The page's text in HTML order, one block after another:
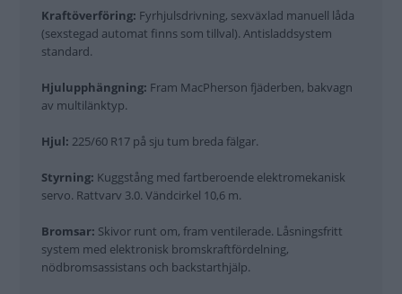
Kraftöverföring: Fyrhjulsdrivning, sexväxlad manuell låda
(sexstegad automat finns som tillval). Antisladdsystem
standard.
Hjulupphängning: Fram MacPherson fjäderben, bakvagn
av multilänktyp.
Hjul: 225/60 R17 på sju tum breda fälgar.
Styrning: Kuggstång med fartberoende elektromekanisk
servo. Rattvarv 3.0. Vändcirkel 10,6 m.
Bromsar: Skivor runt om, fram ventilerade. Låsningsfritt
system med elektronisk bromskraftfördelning,
nödbromsassistans och backstarthjälp.